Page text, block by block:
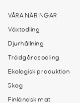
VÅRA NÄRINGAR
Växtodling
Djurhållning
Trädgårdsodling
Ekologisk produktion
Skog
Finländsk mat